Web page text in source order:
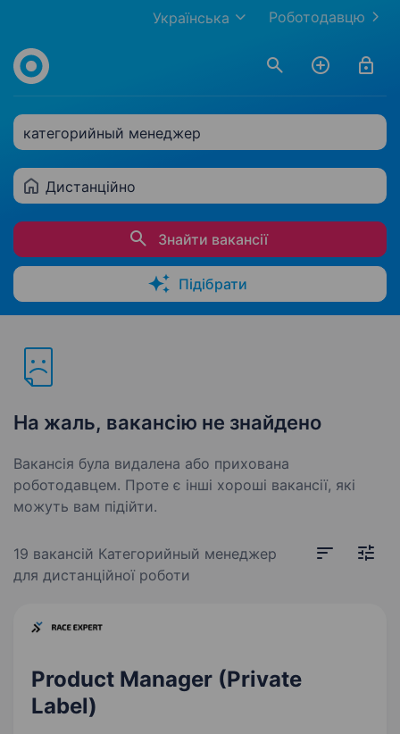
Роботодавцю
Українська
категорийный менеджер
Дистанційно
Знайти вакансії
Підібрати
На жаль, вакансію не знайдено
Вакансія була видалена або прихована
роботодавцем. Проте є інші хороші вакансії, які
можуть вам підійти.
19 вакансій Категорийный менеджер
для дистанційної роботи
Product Manager (Private
Label)